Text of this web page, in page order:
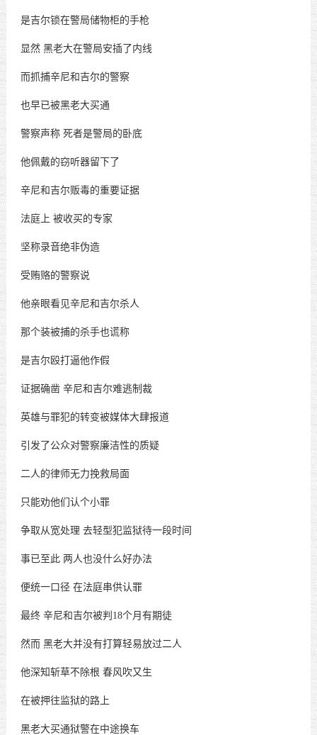
是吉尔锁在警局储物柜的手枪
显然 黑老大在警局安插了内线
而抓捕辛尼和吉尔的警察
也早已被黑老大买通
警察声称 死者是警局的卧底
他佩戴的窃听器留下了
辛尼和吉尔贩毒的重要证据
法庭上 被收买的专家
坚称录音绝非伪造
受贿赂的警察说
他亲眼看见辛尼和吉尔杀人
那个装被捕的杀手也谎称
是吉尔殴打逼他作假
证据确凿 辛尼和吉尔难逃制裁
英雄与罪犯的转变被媒体大肆报道
引发了公众对警察廉洁性的质疑
二人的律师无力挽救局面
只能劝他们认个小罪
争取从宽处理 去轻型犯监狱待一段时间
事已至此 两人也没什么好办法
便统一口径 在法庭串供认罪
最终 辛尼和吉尔被判 18个月有期徒
然而 黑老大并没有打算轻易放过二人
他深知斩草不除根 春风吹又生
在被押往监狱的路上
黑老大买通狱警在中途换车